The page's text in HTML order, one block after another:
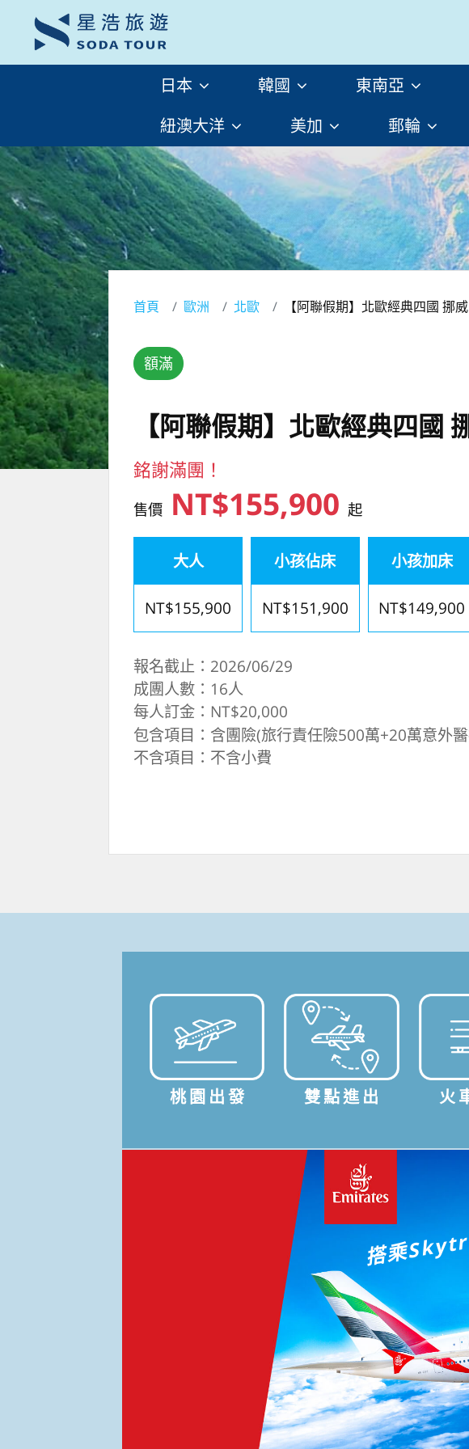
日本 韓國 東南亞
紐澳大洋
美加 郵輪
首頁 歐洲 北歐 【阿聯假期】北歐經典四國 挪
額滿
【阿聯假期】北歐經典四國
銘謝滿團！
售價 NT$155,900起
大人
NT$155,900
小孩佔床
NT$151,900
小孩加床
NT$149,900
報名截止：2026/06/29
成團人數：16人
每人訂金：NT$20,000
包含項目：含團險(旅行責任險500萬+20萬意外
不含項目：不含小費
桃園出發 雙點進出 火
搭乘